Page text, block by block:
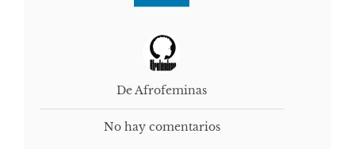
De Afrofeminas
No hay comentarios